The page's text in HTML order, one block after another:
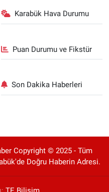
Karabük Hava Durumu
Puan Durumu ve Fikstür
Son Dakika Haberleri
Copyright © 2025 - Tüm
Doğru Haberin Adresi.